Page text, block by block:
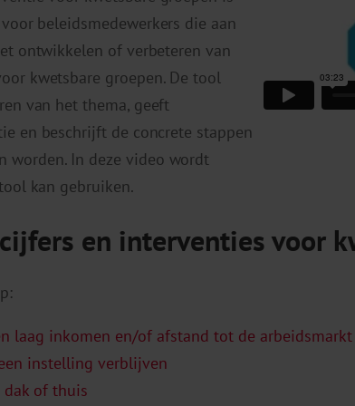
beleidsmedewerkers die aan
ontwikkelen of verbeteren van
kwetsbare groepen. De tool
van het thema, geeft
en beschrijft de concrete stappen
worden. In deze video wordt
kan gebruiken.
en interventies voor
laag inkomen en/of afstand tot de arbeidsmarkt
instelling verblijven
dak of thuis